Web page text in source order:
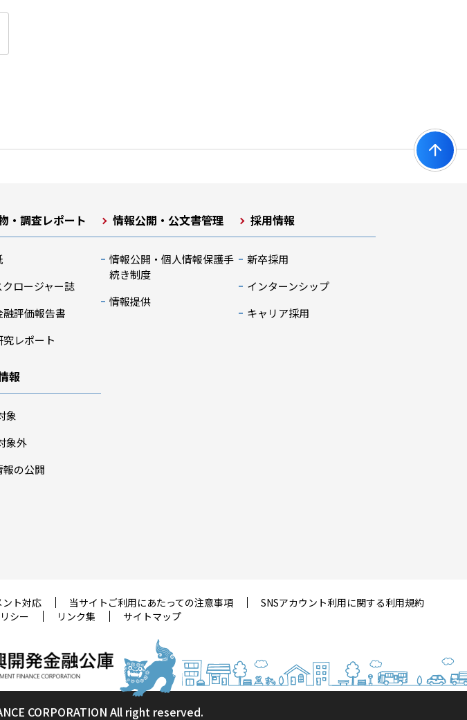
・調査レポート
クロージャー誌
融評価報告書
究レポート
報
象
象外
報の公開
情報公開・公文書管理
情報公開・個人情報保護手
続き制度
情報提供
採用情報
新卒採用
インターンシップ
キャリア採用
ト対応 当サイトご利用にあたっての注意事項
SNSアカウント利用に関する利用規約
シー
リンク集 サイトマップ
CORPORATION All right reserved.